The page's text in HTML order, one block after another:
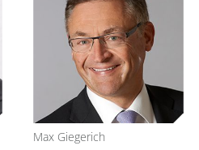
Max Giegerich